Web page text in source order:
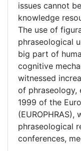
issues cannot
knowledge
The use of
phraseological
big part of
cognitive
witnessed
of phraseology,
1999 of the
phraseological
conferences,